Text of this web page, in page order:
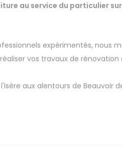
au service du particulier
expérimentés, nous
vos travaux de rénovation
aux alentours de Beauvoir